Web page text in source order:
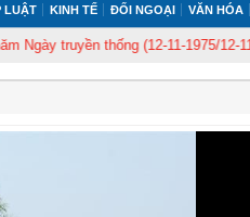
LUẬT KINH TẾ ĐỐI NGOẠI VĂN HÓA
thống (12-11-1975/12-11-2025)